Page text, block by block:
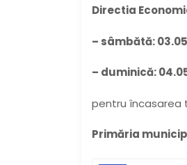
Directia
– sâmbătă:
– duminică:
pentru încasarea
Primăria